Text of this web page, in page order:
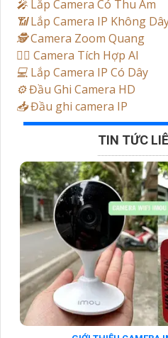
️🎤️ Lắp Camera Có Thu Âm
📶Lắp Camera IP Không
🕵️Camera Zoom Quang
🧛‍♀️ Camera Tích Hợp AI
💻 Lắp Camera IP Có Dây
⚙️Đầu Ghi Camera HD
📥Đầu ghi camera IP
TIN TỨC